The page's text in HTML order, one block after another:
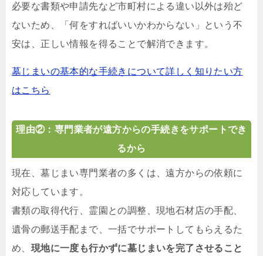
必要な書類や申請先など市町村による違い以外は殆ど
ないため、「何をすればいいかわからない」という不
安は、正しい情報を得ることで解消できます。
墓じまいの基本的な手続きについて詳しく知りたい方
はこちら
理由②：専門業者が遠方からの手続きをサポートでき
るから
現在、墓じまい専門業者の多くは、遠方からの依頼に
対応しています。
書類の取得代行、霊園との調整、現地石材店の手配、
遺骨の郵送手配まで、一括でサポートしてもらえるた
め、 現地に一度も行かずに墓じまいを完了させること